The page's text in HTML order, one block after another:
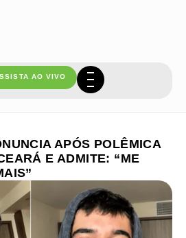
AO VIVO
APÓS POLÊMICA
E ADMITE: “ME